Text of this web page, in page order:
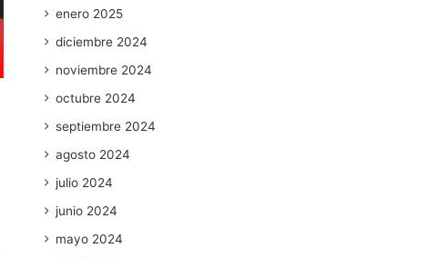
enero 2025
diciembre 2024
noviembre 2024
octubre 2024
septiembre 2024
agosto 2024
julio 2024
junio 2024
mayo 2024